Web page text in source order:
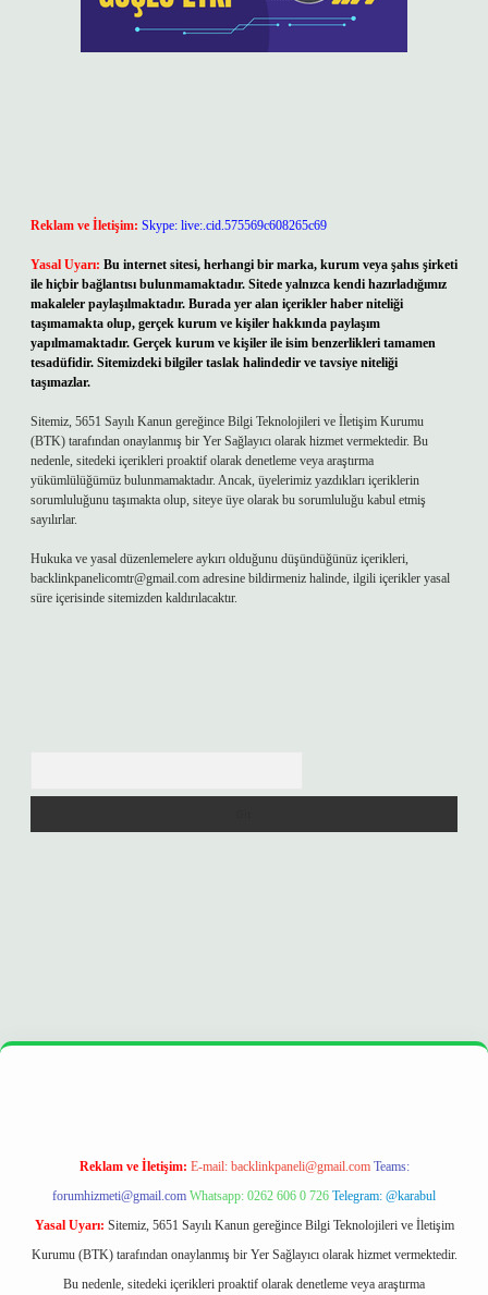
Reklam ve İletişim: Skype: live:.cid.575569c608265c69
Yasal Uyarı: Bu internet sitesi, herhangi bir marka, kurum veya şahıs şirketi
ile hiçbir bağlantısı bulunmamaktadır. Sitede yalnızca kendi hazırladığımız
makaleler paylaşılmaktadır. Burada yer alan içerikler haber niteliği
taşımamakta olup, gerçek kurum ve kişiler hakkında paylaşım
yapılmamaktadır. Gerçek kurum ve kişiler ile isim benzerlikleri tamamen
tesadüfidir. Sitemizdeki bilgiler taslak halindedir ve tavsiye niteliği
taşımazlar.
Sitemiz, 5651 Sayılı Kanun gereğince Bilgi Teknolojileri ve İletişim Kurumu
(BTK) tarafından onaylanmış bir Yer Sağlayıcı olarak hizmet vermektedir. Bu
nedenle, sitedeki içerikleri proaktif olarak denetleme veya araştırma
yükümlülüğümüz bulunmamaktadır. Ancak, üyelerimiz yazdıkları içeriklerin
sorumluluğunu taşımakta olup, siteye üye olarak bu sorumluluğu kabul etmiş
sayılırlar.
Hukuka ve yasal düzenlemelere aykırı olduğunu düşündüğünüz içerikleri,
backlinkpanelicomtr@gmail.com adresine bildirmeniz halinde, ilgili içerikler yasal
süre içerisinde sitemizden kaldırılacaktır.
opera betilbetgir.netbetexperhttps://betexpergir.net/
Reklam ve İletişim: E-mail: backlinkpaneli@gmail.com Teams:
forumhizmeti@gmail.com Whatsapp: 0262 606 0 726 Telegram: @karabul
Yasal Uyarı: Sitemiz, 5651 Sayılı Kanun gereğince Bilgi Teknolojileri ve İletişim
Kurumu (BTK) tarafından onaylanmış bir Yer Sağlayıcı olarak hizmet vermektedir.
Bu nedenle, sitedeki içerikleri proaktif olarak denetleme veya araştırma